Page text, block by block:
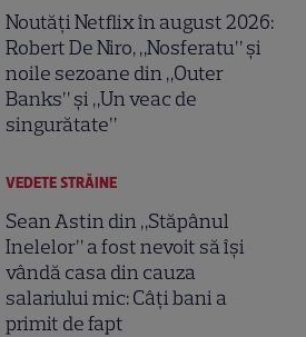
Noutăți Netflix în august 2026:
Robert De Niro, „Nosferatu” și
noile sezoane din „Outer
Banks” și „Un veac de
singurătate”
VEDETE STRĂINE
Sean Astin din „Stăpânul
Inelelor” a fost nevoit să își
vândă casa din cauza
salariului mic: Câți bani a
primit de fapt